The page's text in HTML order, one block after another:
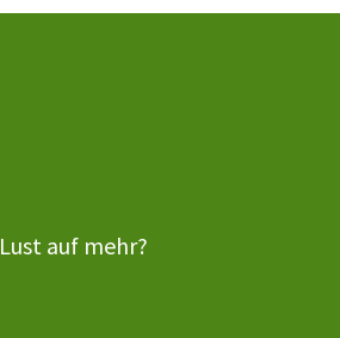
Lust auf mehr?